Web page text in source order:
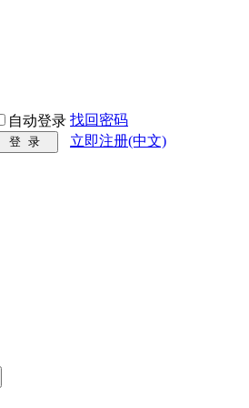
自动登录 找回密码
登 录
立即注册(中文)